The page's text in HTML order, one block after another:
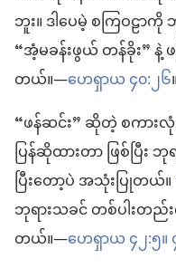
ဘူး။ ဒါပေမဲ့ စကြဝဠာကို
“အံ့မခန်းဖွယ် တန်ခိုး” နဲ့
တယ်။—ဟေရှာယ ၄၀:၂၆။
“ဖန်ဆင်း” ဆိုတဲ့ စကား
ပြန်ဆိုထားတာ ဖြစ်ပြီ
ပြီးတော့ပဲ အသုံးပြုတယ်။
ဘုရားသခင် တစ်ပါးတည်
တယ်။—ဟေရှာယ ၄၂:၅။